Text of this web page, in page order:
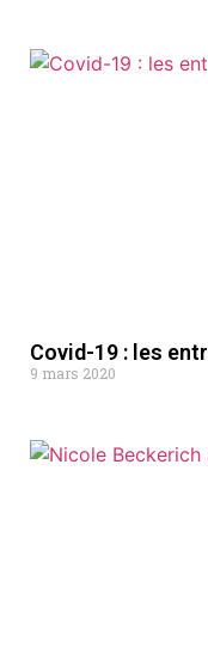
Covid-19 : les
9 mars 2020